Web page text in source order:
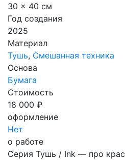
30 x 40 см
Год создания
2025
Материал
Тушь, Смешанная техника
Основа
Бумага
Стоимость
18 000 ₽
оформление
Нет
о работе
Серия Тушь / Ink — про